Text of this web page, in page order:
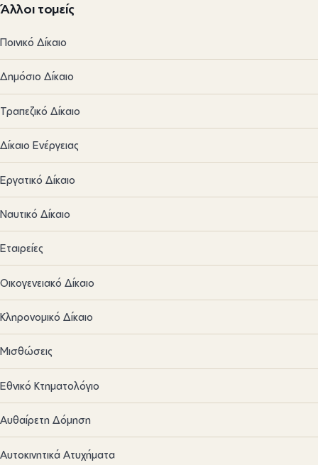
Άλλοι τομείς
Ποινικό Δίκαιο
Δημόσιο Δίκαιο
Τραπεζικό Δίκαιο
Δίκαιο Ενέργειας
Εργατικό Δίκαιο
Ναυτικό Δίκαιο
Εταιρείες
Οικογενειακό Δίκαιο
Κληρονομικό Δίκαιο
Μισθώσεις
Εθνικό Κτηματολόγιο
Αυθαίρετη Δόμηση
Αυτοκινητικά Ατυχήματα